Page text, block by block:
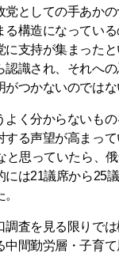
としての手あか
構造になってい
支持が集まった
識され、それへ
つかないのでは
く分からないも
る声望が高まっ
思っていたら、
は21議席から25
査を見る限りで
間勤労層・子育